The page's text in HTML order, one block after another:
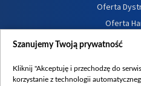
Oferta
Oferta
Procedura
Szanujemy Twoją prywatność
Kliknij "Akceptuję i przechodzę do
korzystanie z technologii